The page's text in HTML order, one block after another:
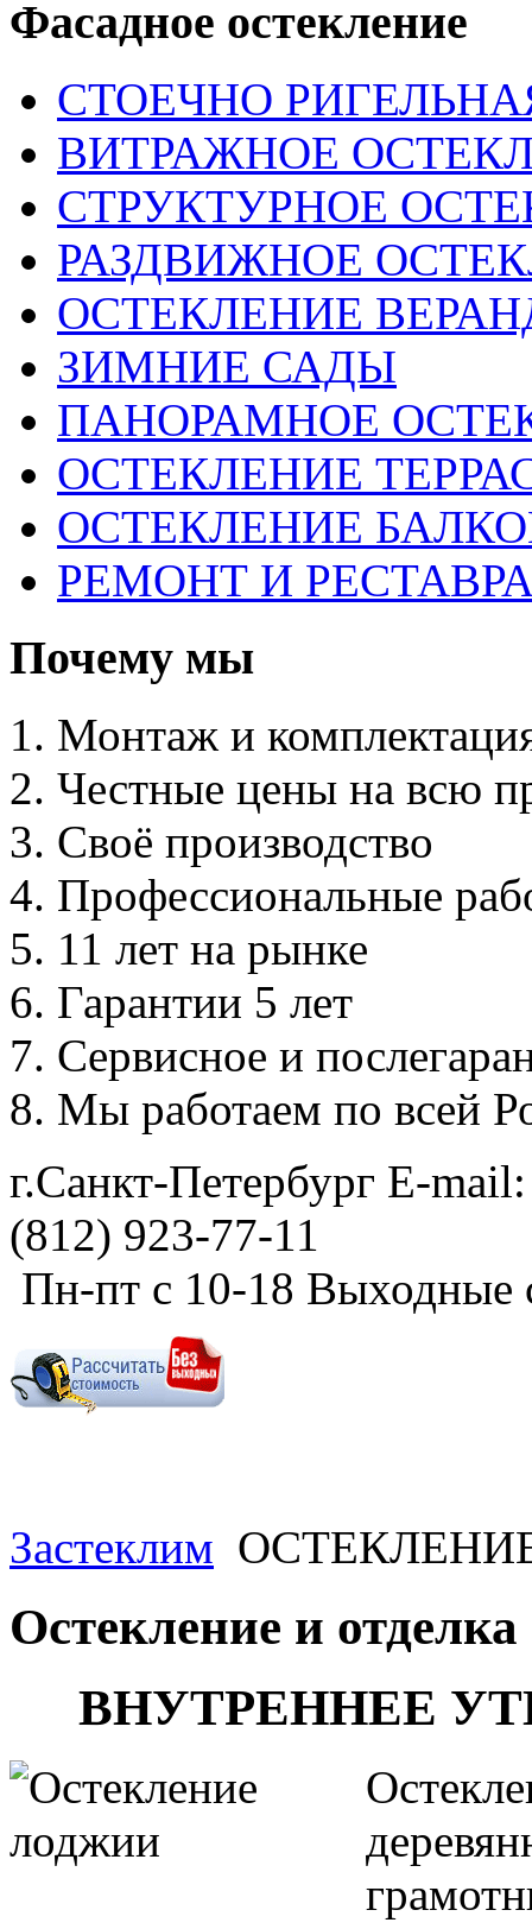
Фасадное остекление
СТОЕЧНО
ВИТРАЖНОЕ
СТРУКТУРНОЕ
РАЗДВИЖНОЕ
ОСТЕКЛЕНИЕ
ЗИМНИЕ САДЫ
ПАНОРАМНОЕ
ОСТЕКЛЕНИЕ
ОСТЕКЛЕНИЕ
РЕМОНТ И
Почему мы
Монтаж и
Честные цены на всю
Своё производство
Профессиональные
11 лет на рынке
Гарантии 5 лет
Сервисное и
Мы работаем по всей
г.Санкт-Петербург E-
(812) 923-77-11
Пн-пт с 10-18 Выходные
Застеклим
Остекление и
ВНУТРЕННЕЕ